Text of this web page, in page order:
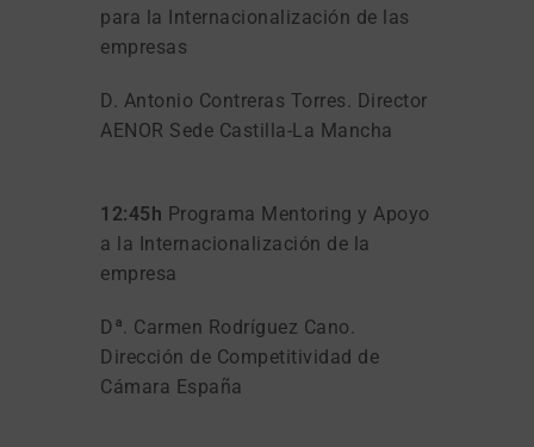
para la Internacionalización de las
empresas
D. Antonio Contreras Torres. Director
AENOR Sede Castilla-La Mancha
12:45h Programa Mentoring y Apoyo
a la Internacionalización de la
empresa
Dª. Carmen Rodríguez Cano.
Dirección de Competitividad de
Cámara España